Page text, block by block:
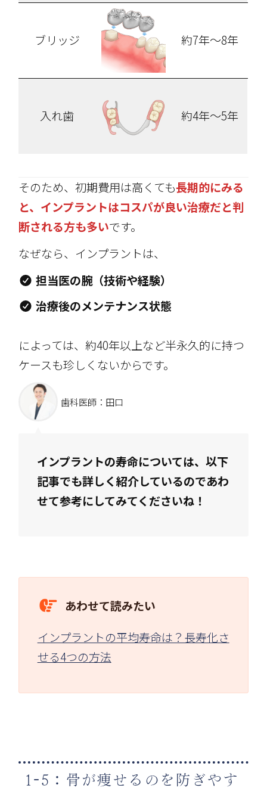
ブリッジ 約7年～8年
入れ歯 約4年～5年
そのため、初期費用は高くても長期的にみる
と、インプラントはコスパが良い治療だと判
断される方も多いです。
なぜなら、インプラントは、
担当医の腕（技術や経験）
治療後のメンテナンス状態
によっては、約40年以上など半永久的に持つ
ケースも珍しくないからです。
歯科医師：田口
インプラントの寿命については、以下
記事でも詳しく紹介しているのであわ
せて参考にしてみてくださいね！
あわせて読みたい
インプラントの平均寿命は？長寿化さ
せる4つの方法
1-5：骨が痩せるのを防ぎやす